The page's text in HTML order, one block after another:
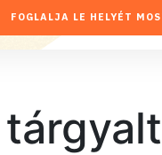
FOGLALJA LE HELYÉT